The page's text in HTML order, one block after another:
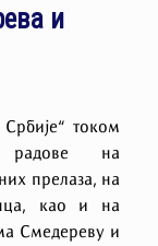
и
током
радове на
прелаза, на
као и на
Смедереву и